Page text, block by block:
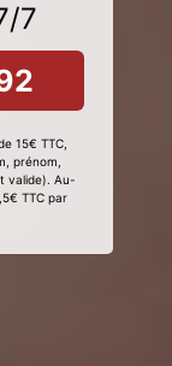
7
15€ TTC,
prénom,
valide). Au-
TTC par